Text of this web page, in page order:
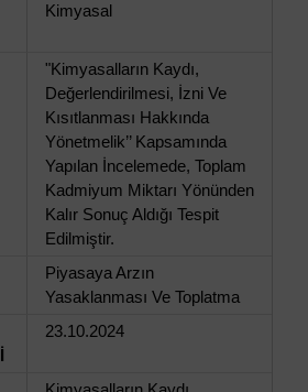
Kimyasal
"Kimyasalların Kaydı,
Değerlendirilmesi, İzni Ve
Kısıtlanması Hakkında
Yönetmelik’’ Kapsamında
Yapılan İncelemede, Toplam
Kadmiyum Miktarı Yönünden
Kalır Sonuç Aldığı Tespit
Edilmiştir.
Piyasaya Arzın
Yasaklanması Ve Toplatma
23.10.2024